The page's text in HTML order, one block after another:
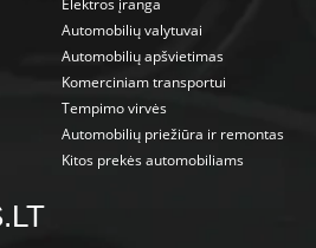
Elektros įranga
Automobilių valytuvai
Automobilių apšvietimas
Komerciniam transportui
Tempimo virvės
Automobilių priežiūra ir remontas
Kitos prekės automobiliams